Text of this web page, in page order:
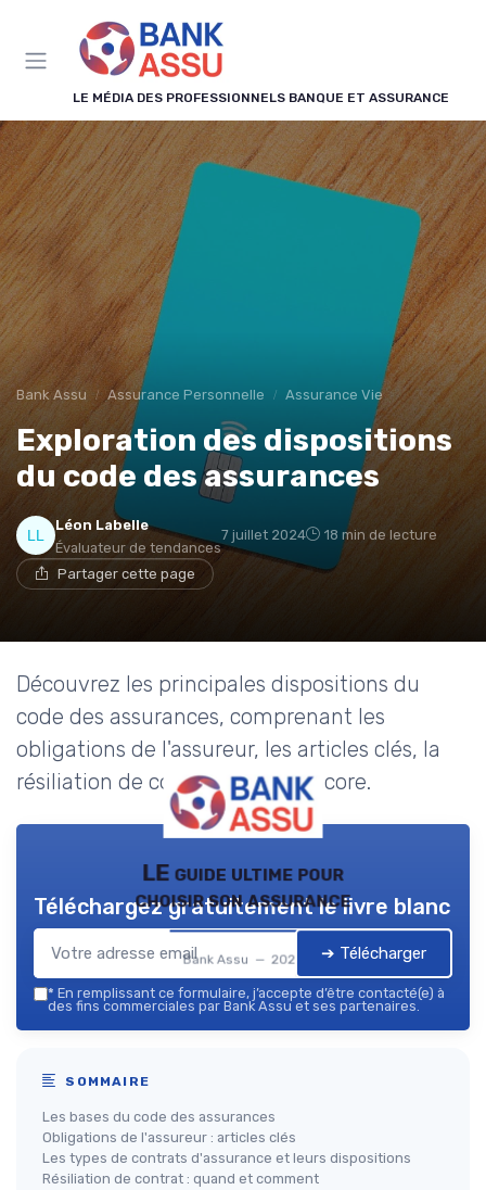
LE MÉDIA DES PROFESSIONNELS BANQUE ET ASSURANCE
Bank Assu Assurance Personnelle Assurance Vie
Exploration des dispositions
du code des assurances
Léon Labelle
Évaluateur de tendances
7 juillet 2024 18 min de lecture
Partager cette page
Découvrez les principales dispositions du
code des assurances, comprenant les
obligations de l'assureur, les articles clés, la
résiliation de contrat et plus encore.
LE guide ultime pour
choisir son assurance
Bank Assu — 2026
Téléchargez gratuitement le livre blanc
➔ Télécharger
* En remplissant ce formulaire, j’accepte d’être contacté(e) à
des fins commerciales par Bank Assu et ses partenaires.
SOMMAIRE
Les bases du code des assurances
Obligations de l'assureur : articles clés
Les types de contrats d'assurance et leurs dispositions
Résiliation de contrat : quand et comment